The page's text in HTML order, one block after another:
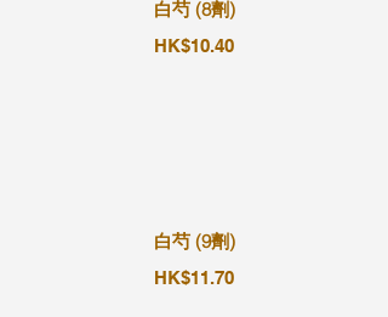
白芍 (8劑)
HK$10.40
白芍 (9劑)
HK$11.70